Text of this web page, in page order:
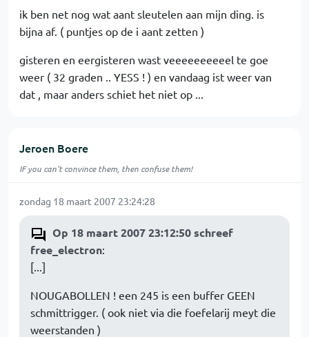
ik ben net nog wat aant sleutelen aan mijn ding. is
bijna af. ( puntjes op de i aant zetten )
gisteren en eergisteren wast veeeeeeeeeel te goe
weer ( 32 graden .. YESS ! ) en vandaag ist weer van
dat , maar anders schiet het niet op ...
Jeroen Boere
IF you can't convince them, then confuse them!
zondag 18 maart 2007 23:24:28
Op 18 maart 2007 23:12:50 schreef
free_electron:
[...]
NOUGABOLLEN ! een 245 is een buffer GEEN
schmittrigger. ( ook niet via die foefelarij meyt die
weerstanden )